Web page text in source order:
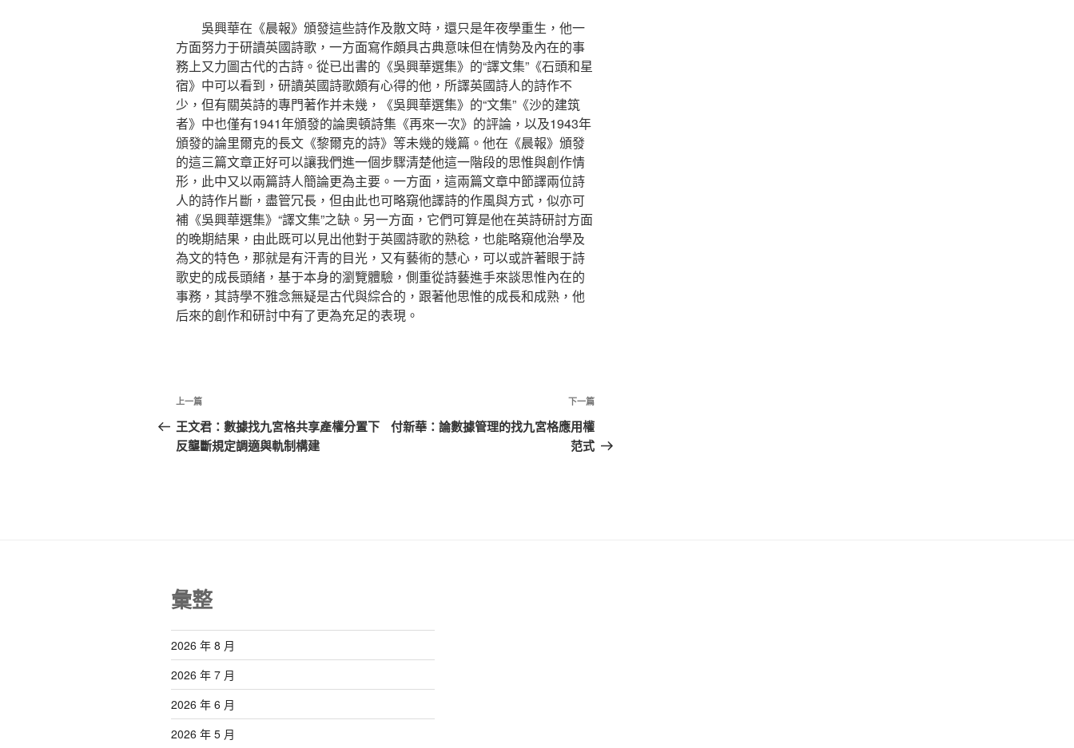
吳興華在《晨報》頒發這些詩作及散文時，還只是年夜學重生，他一
方面努力于研讀英國詩歌，一方面寫作頗具古典意味但在情勢及內在的事
務上又力圖古代的古詩。從已出書的《吳興華選集》的“譯文集”《石頭和星
宿》中可以看到，研讀英國詩歌頗有心得的他，所譯英國詩人的詩作不
少，但有關英詩的專門著作并未幾，《吳興華選集》的“文集”《沙的建筑
者》中也僅有1941年頒發的論奧頓詩集《再來一次》的評論，以及1943年
頒發的論里爾克的長文《黎爾克的詩》等未幾的幾篇。他在《晨報》頒發
的這三篇文章正好可以讓我們進一個步驟清楚他這一階段的思惟與創作情
形，此中又以兩篇詩人簡論更為主要。一方面，這兩篇文章中節譯兩位詩
人的詩作片斷，盡管冗長，但由此也可略窺他譯詩的作風與方式，似亦可
補《吳興華選集》“譯文集”之缺。另一方面，它們可算是他在英詩研討方面
的晚期結果，由此既可以見出他對于英國詩歌的熟稔，也能略窺他治學及
為文的特色，那就是有汗青的目光，又有藝術的慧心，可以或許著眼于詩
歌史的成長頭緒，基于本身的瀏覽體驗，側重從詩藝進手來談思惟內在的
事務，其詩學不雅念無疑是古代與綜合的，跟著他思惟的成長和成熟，他
后來的創作和研討中有了更為充足的表現。
文
章
導
上
一
篇
上一篇
王文君：數據找九宮格共享產權分置下
反壟斷規定調適與軌制構建
下
一
篇
下一篇
付新華：論數據管理的找九宮格應用權
范式
彙整
2026 年 8 月
2026 年 7 月
2026 年 6 月
2026 年 5 月